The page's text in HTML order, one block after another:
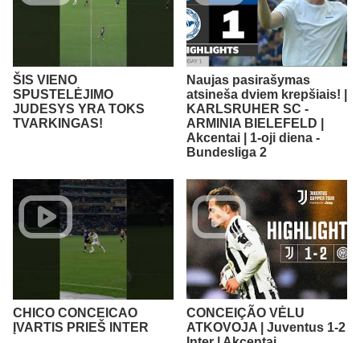
ŠIS VIENO
SPUSTELĖJIMO
JUDESYS YRA TOKS
TVARKINGAS!
Naujas pasirašymas
atsineša dviem krepšiais! |
KARLSRUHER SC -
ARMINIA BIELEFELD |
Akcentai | 1-oji diena -
Bundesliga 2
CHICO CONCEICAO
ĮVARTIS PRIEŠ INTER
CONCEIÇÃO VĖLU
ATKOVOJA | Juventus 1-2